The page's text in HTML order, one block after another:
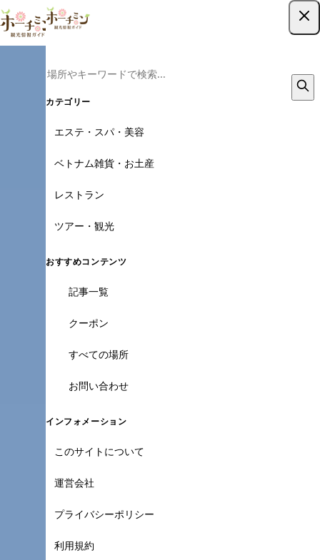
カテゴリー
エステ・スパ・美容
ベトナム雑貨・お土産
レストラン
ツアー・観光
おすすめコンテンツ
記事一覧
クーポン
すべての場所
お問い合わせ
インフォメーション
このサイトについて
運営会社
プライバシーポリシー
利用規約